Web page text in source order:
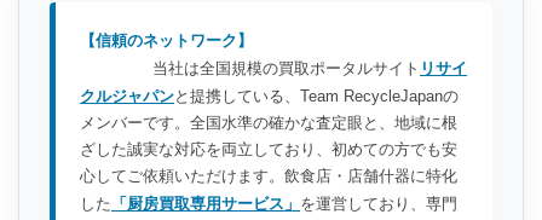
【信頼のネットワーク】
当社は全国規模の買取ポータルサイト リサイ
クルジャパンと提携している、Team RecycleJapanの
メンバーです。全国水準の確かな査定眼と、地域に根
ざした誠実な対応を両立しており、初めての方でも安
心してご依頼いただけます。飲食店・店舗什器に特化
した 「厨房買取専用サービス」 を運営しており、専門